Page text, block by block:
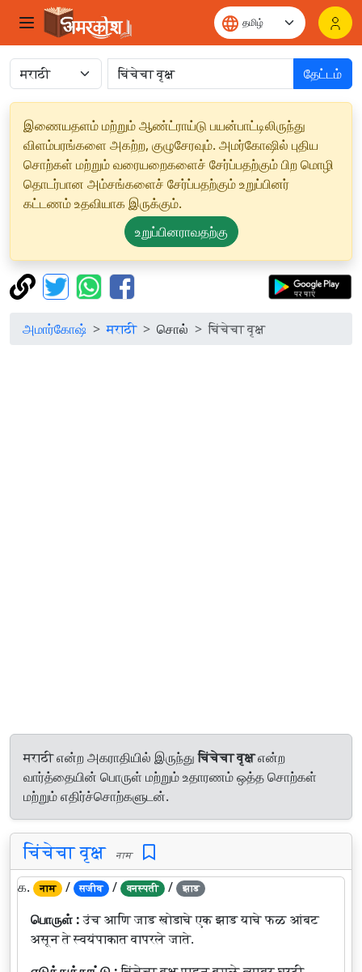
தேட்டம்
இணையதளம் மற்றும் ஆண்ட்ராய்டு பயன்பாட்டிலிருந்து
விளம்பரங்களை அகற்ற, குழுசேரவும். அமர்கோஷில் புதிய
சொற்கள் மற்றும் வரையறைகளைச் சேர்ப்பதற்கும் பிற மொழி
தொடர்பான அம்சங்களைச் சேர்ப்பதற்கும் உறுப்பினர்
கட்டணம் உதவியாக இருக்கும்.
உறுப்பினராவதற்கு
அமார்கோஷ் मराठी சொல் चिंचेचा वृक्ष
मराठी என்ற அகராதியில் இருந்துचिंचेचा वृक्षஎன்ற
வார்த்தையின் பொருள் மற்றும் உதாரணம் ஒத்த சொற்கள்
மற்றும் எதிர்ச்சொற்களுடன்.
चिंचेचा वृक्ष नाम
௧. नाम / सजीव / वनस्पती / झाड
பொருள் :उंच आणि जाड खोडाचे एक झाड याचे फळ आंबट
असून ते स्वयंपाकात वापरले जाते.